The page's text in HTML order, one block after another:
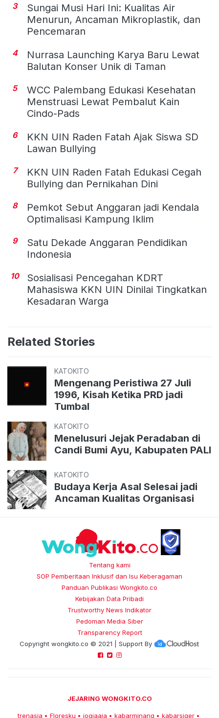
3
Sungai Musi Hari Ini: Kualitas Air
Menurun, Ancaman Mikroplastik, dan
Pencemaran
4
Nurrasa Launching Karya Baru Lewat
Balutan Konser Unik di Taman
5
WCC Palembang Edukasi Kesehatan
Menstruasi Lewat Pembalut Kain
Cindo-Pads
6
KKN UIN Raden Fatah Ajak Siswa SD
Lawan Bullying
7
KKN UIN Raden Fatah Edukasi Cegah
Bullying dan Pernikahan Dini
8
Pemkot Sebut Anggaran jadi Kendala
Optimalisasi Kampung Iklim
9
Satu Dekade Anggaran Pendidikan
Indonesia
10
Sosialisasi Pencegahan KDRT
Mahasiswa KKN UIN Dinilai Tingkatkan
Kesadaran Warga
Related Stories
KATOKITO
Mengenang Peristiwa 27 Juli
1996, Kisah Ketika PRD jadi
Tumbal
KATOKITO
Menelusuri Jejak Peradaban di
Candi Bumi Ayu, Kabupaten PALI
KATOKITO
Budaya Kerja Asal Selesai jadi
Ancaman Kualitas Organisasi
Tentang kami
SOP Pemberitaan Inklusif dan Isu Keberagaman
Panduan Publikasi Wongkito.co
Kebijakan Data Pribadi
Trustworthy News Indikator
Pedoman Media Siber
Transparency Report
Copyright wongkito.co © 2021 | Support By
JEJARING WONGKITO.CO
trenasia • Floresku • jogjaaja • kabarminang • kabarsiger •